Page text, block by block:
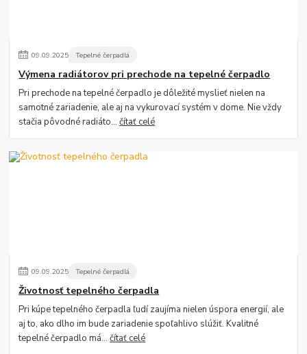
09.09.2025 Tepelné čerpadlá
Výmena radiátorov pri prechode na tepelné čerpadlo
Pri prechode na tepelné čerpadlo je dôležité myslieť nielen na
samotné zariadenie, ale aj na vykurovací systém v dome. Nie vždy
stačia pôvodné radiáto...čítať celé
09.09.2025 Tepelné čerpadlá
Životnosť tepelného čerpadla
Pri kúpe tepelného čerpadla ľudí zaujíma nielen úspora energií, ale
aj to, ako dlho im bude zariadenie spoľahlivo slúžiť. Kvalitné
tepelné čerpadlo má...čítať celé